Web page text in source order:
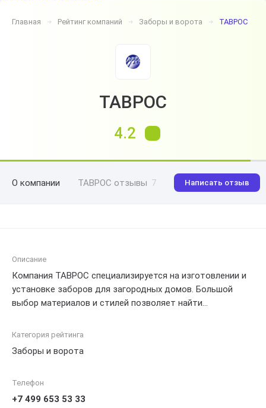
Главная ➔ Рейтинг компаний ➔ Заборы и ворота ➔ ТАВРОС
ТАВРОС
4.2
О компании ТАВРОС отзывы 7 Написать отзыв
Описание
Компания ТАВРОС специализируется на изготовлении и
установке заборов для загородных домов. Большой
выбор материалов и стилей позволяет найти
предлагает заборы из металла, дерева, пластиковые и
производство и индивидуальный подход гарантируют
профессионалов осуществляет полный цикл работ,
включая проектирование, изготовление и монтаж
Категория рейтинга
Заборы и ворота
Телефон
+7 499 653 53 33